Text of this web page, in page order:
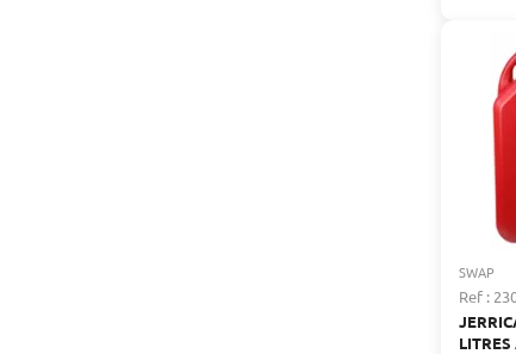
SWAP
Ref :
LITRES